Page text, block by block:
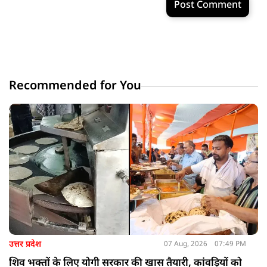
Post Comment
Recommended for You
उत्तर प्रदेश 07 Aug, 2026 07:49 PM
शिव भक्तों के लिए योगी सरकार की खास तैयारी, कांवड़ियों को